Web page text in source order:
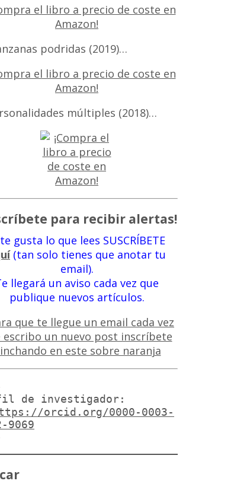
podridas (2019)…
múltiples (2018)…
para recibir alertas!
gusta lo que lees SUSCRÍBETE
(tan solo tienes que anotar tu
email).
llegará un aviso cada vez que
publique nuevos artículos.
de investigador:
orcid.org/0000-0003-
9069